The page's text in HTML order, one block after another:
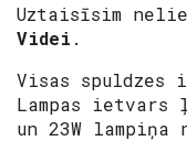
Uztaisīsim
Videi .
Visas spuldzes
Lampas
un 23W